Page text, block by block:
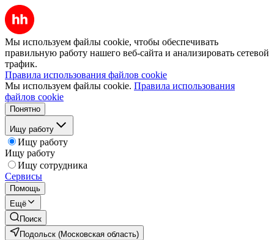
Мы используем файлы cookie, чтобы обеспечивать
правильную работу нашего веб-сайта и анализировать сетевой
трафик.
Правила использования файлов cookie
Мы используем файлы cookie. Правила использования
файлов cookie
Понятно
Ищу работу
Ищу работу
Ищу работу
Ищу сотрудника
Сервисы
Помощь
Ещё
Поиск
Подольск (Московская область)